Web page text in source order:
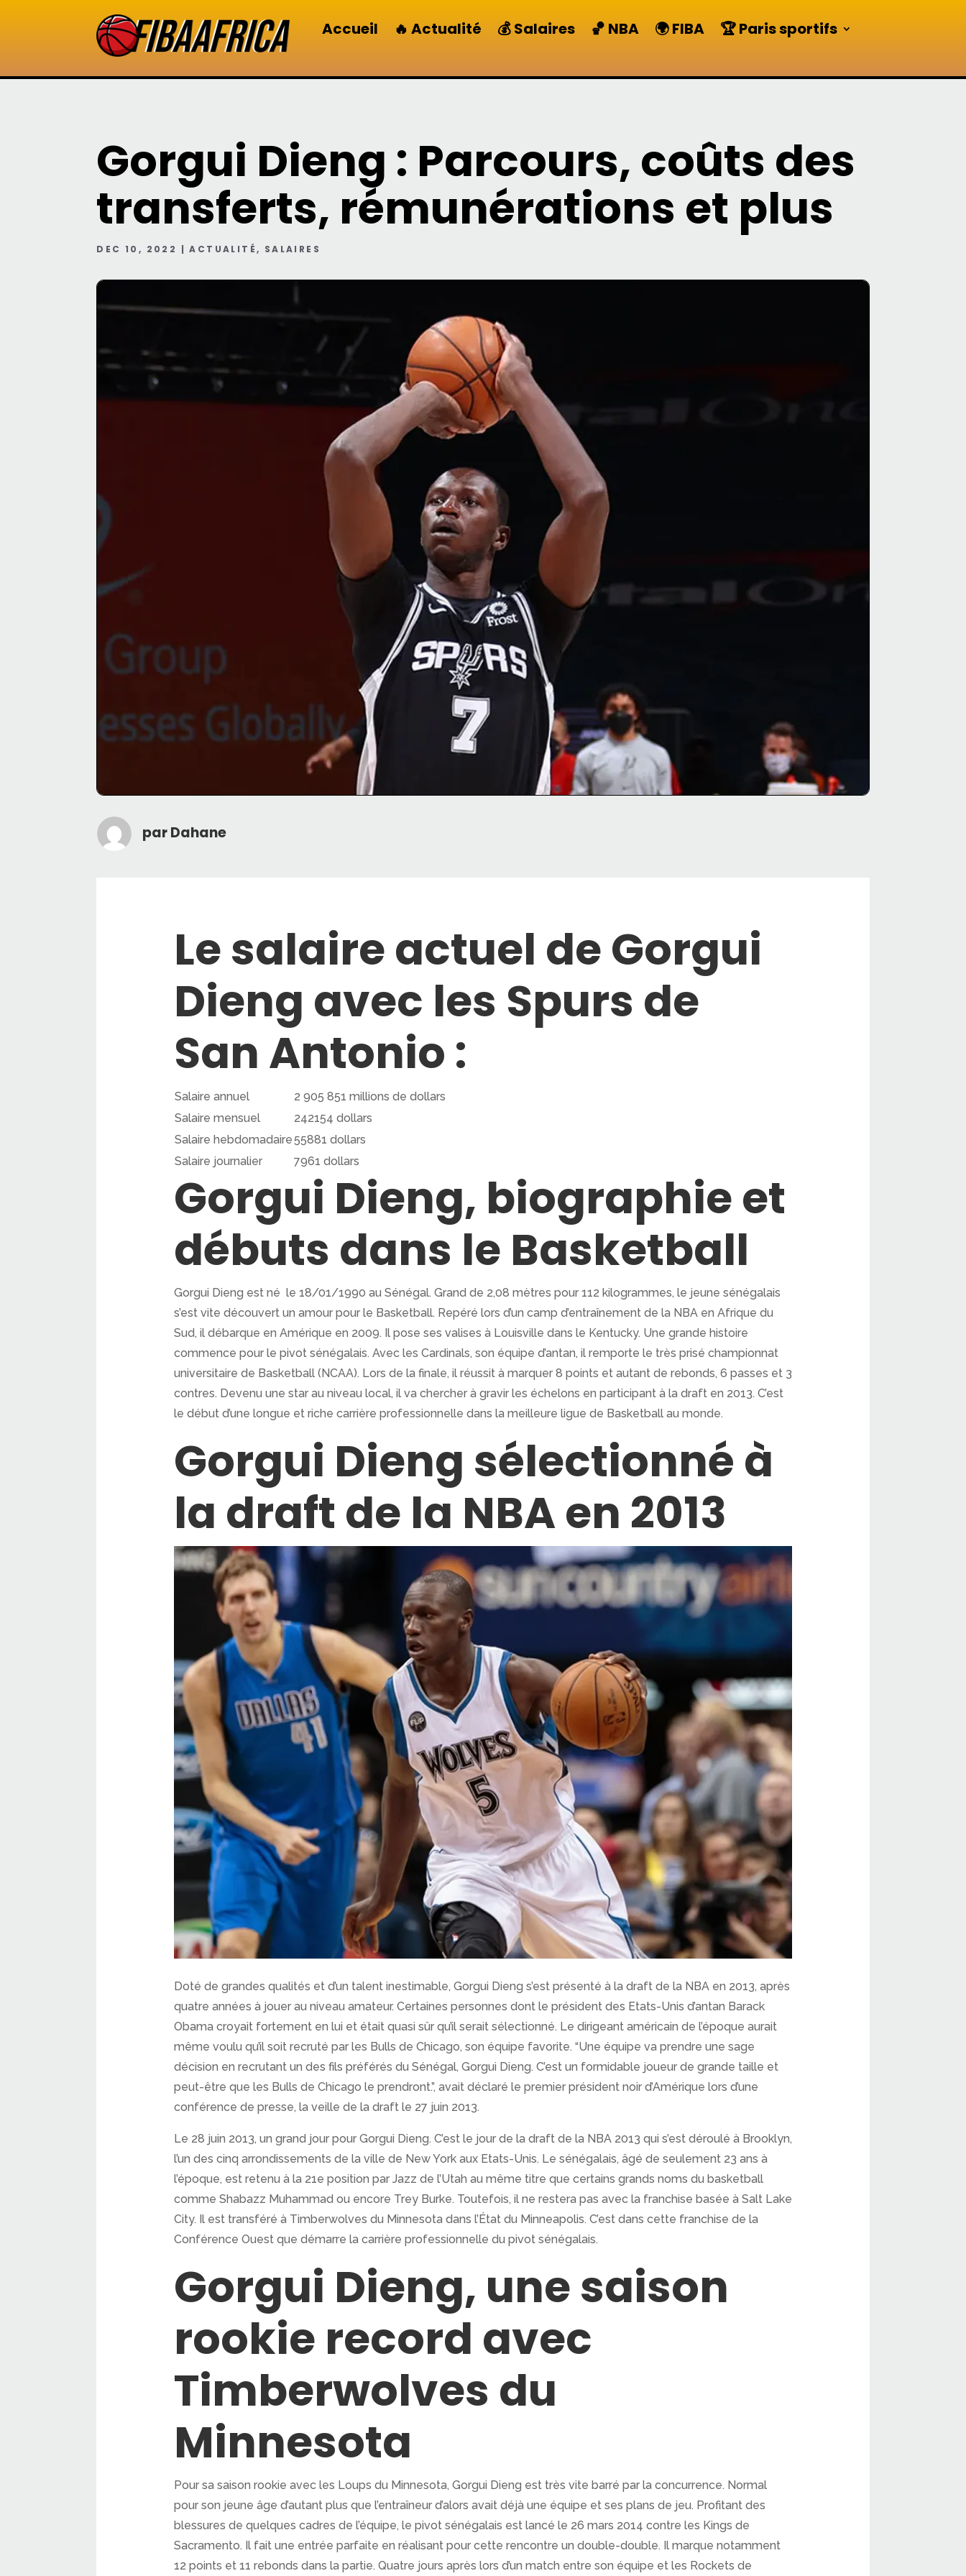
Accueil 🔥 Actualité 💰 Salaires 🏀 NBA 🌍 FIBA 🏆 Paris sportifs
Gorgui Dieng : Parcours, coûts des
transferts, rémunérations et plus
DEC 10, 2022 |ACTUALITÉ, SALAIRES
parDahane
Le salaire actuel de Gorgui
Dieng avec les Spurs de
San Antonio :
Salaire annuel
2 905 851 millions de dollars
Salaire mensuel
242154 dollars
Salaire hebdomadaire55881 dollars
Salaire journalier
7961 dollars
Gorgui Dieng, biographie et
débuts dans le Basketball
Gorgui Dieng est né le 18/01/1990 au Sénégal. Grand de 2,08 mètres pour 112 kilogrammes, le jeune sénégalais
s’est vite découvert un amour pour le Basketball. Repéré lors d’un camp d’entraînement de la NBA en Afrique du
Sud, il débarque en Amérique en 2009. Il pose ses valises à Louisville dans le Kentucky. Une grande histoire
commence pour le pivot sénégalais. Avec les Cardinals, son équipe d’antan, il remporte le très prisé championnat
universitaire de Basketball (NCAA). Lors de la finale, il réussit à marquer 8 points et autant de rebonds, 6 passes et 3
contres. Devenu une star au niveau local, il va chercher à gravir les échelons en participant à la draft en 2013. C’est
le début d’une longue et riche carrière professionnelle dans la meilleure ligue de Basketball au monde.
Gorgui Dieng sélectionné à
la draft de la NBA en 2013
Doté de grandes qualités et d’un talent inestimable, Gorgui Dieng s’est présenté à la draft de la NBA en 2013, après
quatre années à jouer au niveau amateur. Certaines personnes dont le président des Etats-Unis d’antan Barack
Obama croyait fortement en lui et était quasi sûr qu’il serait sélectionné. Le dirigeant américain de l’époque aurait
même voulu qu’il soit recruté par les Bulls de Chicago, son équipe favorite. “Une équipe va prendre une sage
décision en recrutant un des fils préférés du Sénégal, Gorgui Dieng. C’est un formidable joueur de grande taille et
peut-être que les Bulls de Chicago le prendront.”, avait déclaré le premier président noir d’Amérique lors d’une
conférence de presse, la veille de la draft le 27 juin 2013.
Le 28 juin 2013, un grand jour pour Gorgui Dieng. C’est le jour de la draft de la NBA 2013 qui s’est déroulé à Brooklyn,
l’un des cinq arrondissements de la ville de New York aux Etats-Unis. Le sénégalais, âgé de seulement 23 ans à
l’époque, est retenu à la 21e position par Jazz de l’Utah au même titre que certains grands noms du basketball
comme Shabazz Muhammad ou encore Trey Burke. Toutefois, il ne restera pas avec la franchise basée à Salt Lake
City. Il est transféré à Timberwolves du Minnesota dans l’État du Minneapolis. C’est dans cette franchise de la
Conférence Ouest que démarre la carrière professionnelle du pivot sénégalais.
Gorgui Dieng, une saison
rookie record avec
Timberwolves du
Minnesota
Pour sa saison rookie avec les Loups du Minnesota, Gorgui Dieng est très vite barré par la concurrence. Normal
pour son jeune âge d’autant plus que l’entraîneur d’alors avait déjà une équipe et ses plans de jeu. Profitant des
blessures de quelques cadres de l’équipe, le pivot sénégalais est lancé le 26 mars 2014 contre les Kings de
Sacramento. Il fait une entrée parfaite en réalisant pour cette rencontre un double-double. Il marque notamment
12 points et 11 rebonds dans la partie. Quatre jours après lors d’un match entre son équipe et les Rockets de